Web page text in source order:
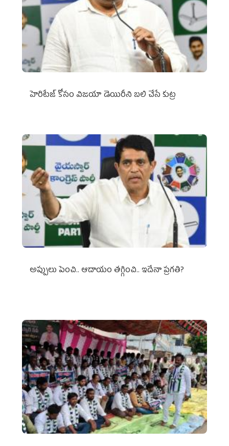
హెరిటేజ్ కోసం విజయా డెయిరీని బలి చేసే కుట్ర‌
అప్పులు పెంచి.. ఆదాయం తగ్గించి.. ఇదేనా ప్రగతి?